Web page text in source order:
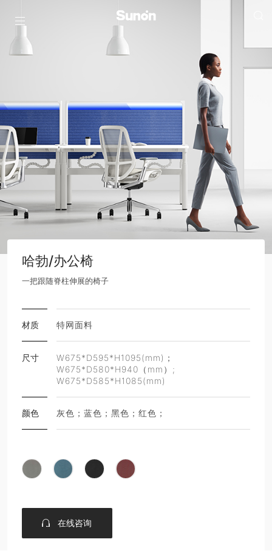
哈勃/办公椅
一把跟随脊柱伸展的椅子
材质 特网面料
尺寸
W675*D595*H1095(mm)；
W675*D580*H940（mm）;
W675*D585*H1085(mm)
颜色 灰色；蓝色；黑色；红色；
在线咨询